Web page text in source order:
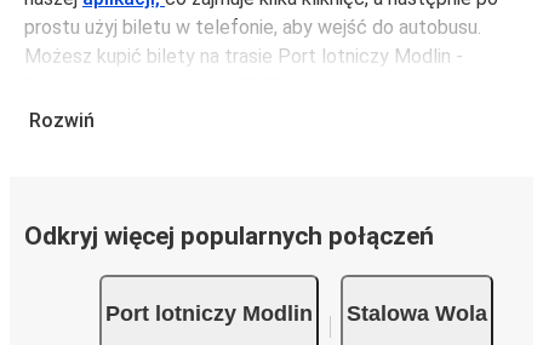
prostu użyj biletu w telefonie, aby wejść do autobusu.
Możesz kupić bilety na trasie Port lotniczy Modlin -
wyprzedzeniem lub na tygodniu, unikając weekendów i
Wola
wygodna z FlixBusem.
Rozwiń
Odkryj więcej popularnych połączeń
Port lotniczy Modlin Stalowa Wola